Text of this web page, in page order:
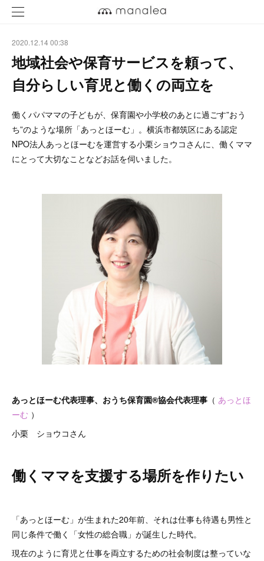
2020.12.14 00:38
地域社会や保育サービスを頼って、
自分らしい育児と働くの両立を
働くパパママの子どもが、保育園や小学校のあとに過ごす”おう
ち”のような場所「あっとほーむ」。横浜市都筑区にある認定
NPO法人あっとほーむを運営する小栗ショウコさんに、働くママ
にとって大切なことなどお話を伺いました。
あっとほーむ代表理事、おうち保育園®協会代表理事 （ あっとほ
ーむ ）
小栗 ショウコさん
働くママを支援する場所を作りたい
「あっとほーむ」が生まれた20年前、それは仕事も待遇も男性と
同じ条件で働く「女性の総合職」が誕生した時代。
現在のように育児と仕事を両立するための社会制度は整っていな